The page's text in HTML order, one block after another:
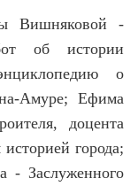
Вишняковой -
об истории
о
Амуре; Ефима
доцента
города;
- Заслуженного